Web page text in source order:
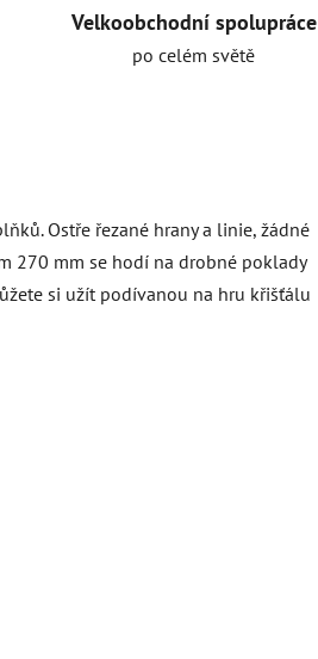
Velkoobchodní spolupráce
po celém světě
Ostře řezané hrany a linie, žádné
270 mm se hodí na drobné poklady
si užít podívanou na hru křišťálu